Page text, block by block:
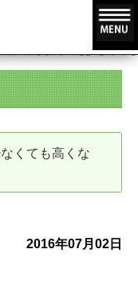
総戸数が多くても少なくて
くても高くな
2016年07月02日